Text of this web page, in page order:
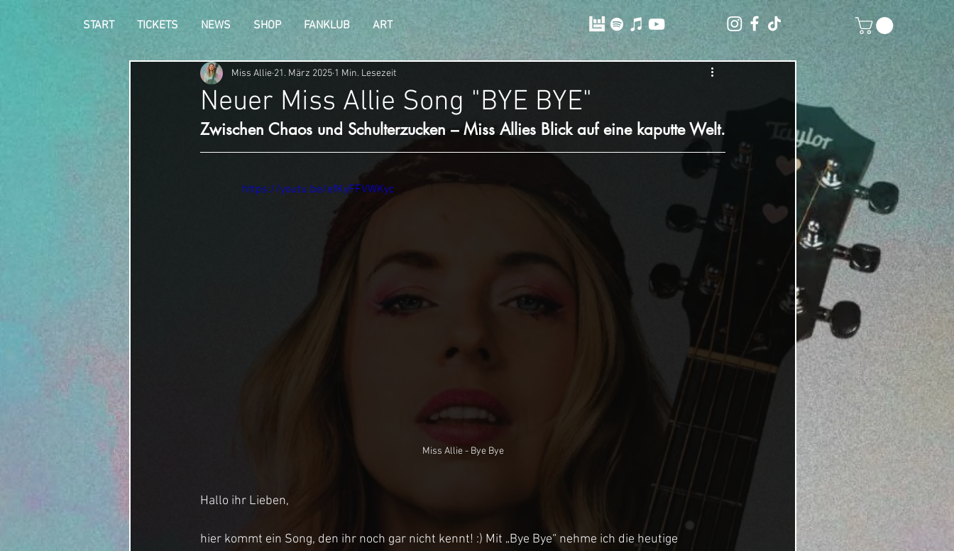
START TICKETS NEWS SHOP FANKLUB ART
Neuer Miss Allie Song "BYE BYE"
Miss Allie 21. März 2025 1 Min. Lesezeit
Zwischen Chaos und Schulterzucken – Miss Allies Blick auf eine kaputte Welt.
https://youtu.be/efKyFFVWKyc
Miss Allie - Bye Bye
Hallo ihr Lieben,
hier kommt ein Song, den ihr noch gar nicht kennt! :) Mit „Bye Bye“ nehme ich die heutige